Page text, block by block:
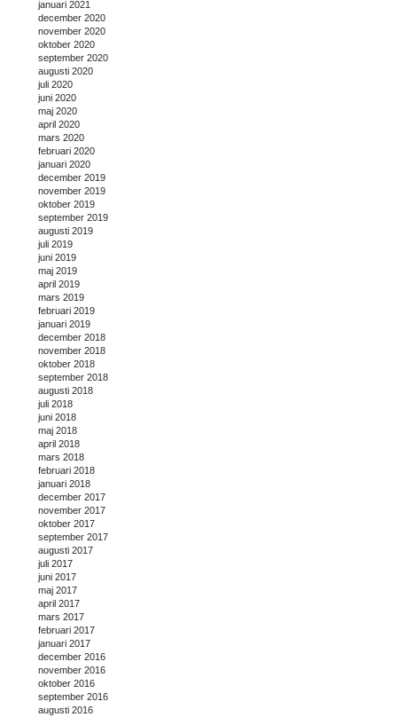
januari 2021
december 2020
november 2020
oktober 2020
september 2020
augusti 2020
juli 2020
juni 2020
maj 2020
april 2020
mars 2020
februari 2020
januari 2020
december 2019
november 2019
oktober 2019
september 2019
augusti 2019
juli 2019
juni 2019
maj 2019
april 2019
mars 2019
februari 2019
januari 2019
december 2018
november 2018
oktober 2018
september 2018
augusti 2018
juli 2018
juni 2018
maj 2018
april 2018
mars 2018
februari 2018
januari 2018
december 2017
november 2017
oktober 2017
september 2017
augusti 2017
juli 2017
juni 2017
maj 2017
april 2017
mars 2017
februari 2017
januari 2017
december 2016
november 2016
oktober 2016
september 2016
augusti 2016